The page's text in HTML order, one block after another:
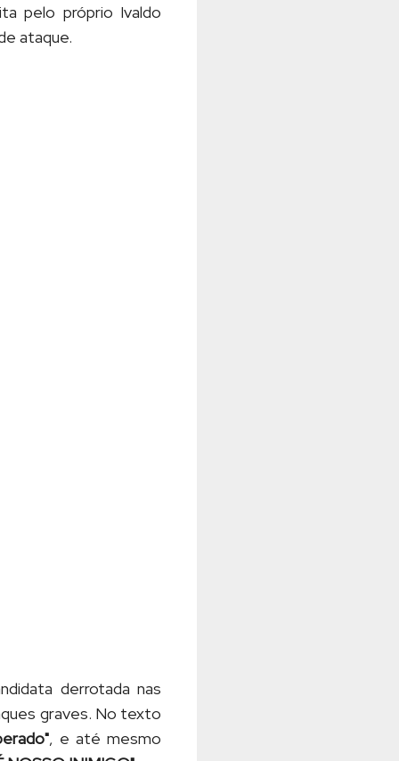
pelo próprio Ivaldo
ataque.
derrotada nas
graves. No texto
, e até mesmo